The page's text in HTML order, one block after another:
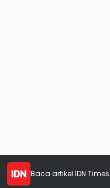
Baca artikel IDN Times